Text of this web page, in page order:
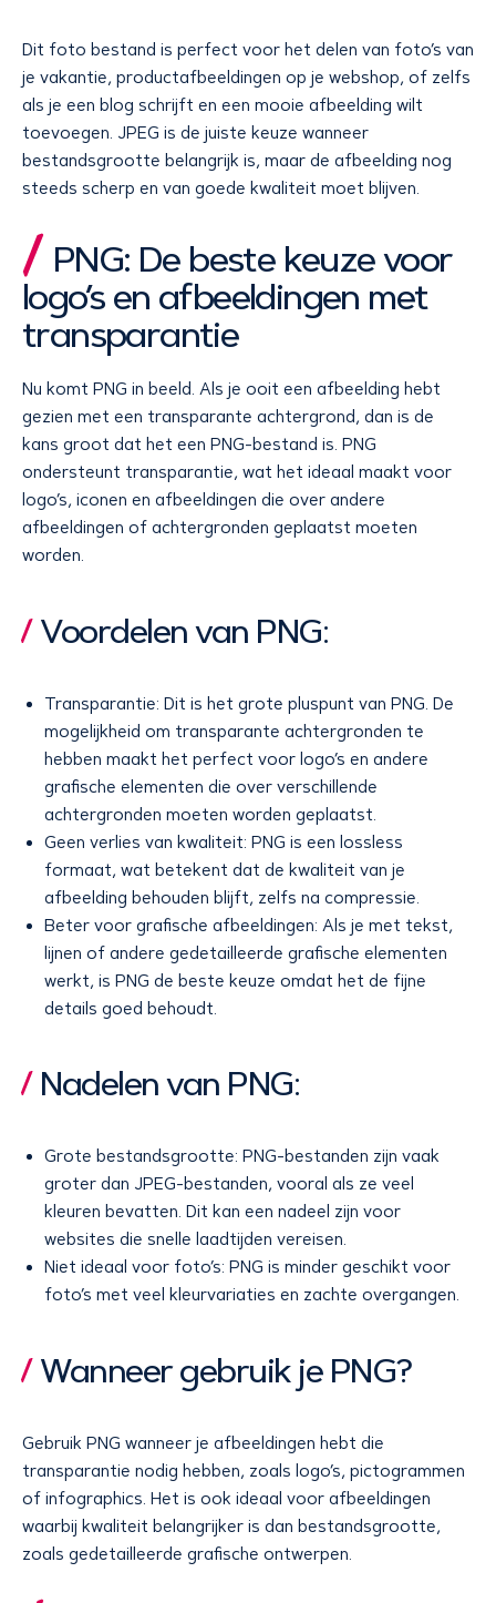
Dit foto bestand is perfect voor het delen van foto’s van
je vakantie, productafbeeldingen op je webshop, of zelfs
als je een blog schrijft en een mooie afbeelding wilt
toevoegen. JPEG is de juiste keuze wanneer
bestandsgrootte belangrijk is, maar de afbeelding nog
steeds scherp en van goede kwaliteit moet blijven.
PNG: De beste keuze voor
logo’s en afbeeldingen met
transparantie
Nu komt PNG in beeld. Als je ooit een afbeelding hebt
gezien met een transparante achtergrond, dan is de
kans groot dat het een PNG-bestand is. PNG
ondersteunt transparantie, wat het ideaal maakt voor
logo’s, iconen en afbeeldingen die over andere
afbeeldingen of achtergronden geplaatst moeten
worden.
Voordelen van PNG:
Transparantie: Dit is het grote pluspunt van PNG. De
mogelijkheid om transparante achtergronden te
hebben maakt het perfect voor logo’s en andere
grafische elementen die over verschillende
achtergronden moeten worden geplaatst.
Geen verlies van kwaliteit: PNG is een lossless
formaat, wat betekent dat de kwaliteit van je
afbeelding behouden blijft, zelfs na compressie.
Beter voor grafische afbeeldingen: Als je met tekst,
lijnen of andere gedetailleerde grafische elementen
werkt, is PNG de beste keuze omdat het de fijne
details goed behoudt.
Nadelen van PNG:
Grote bestandsgrootte: PNG-bestanden zijn vaak
groter dan JPEG-bestanden, vooral als ze veel
kleuren bevatten. Dit kan een nadeel zijn voor
websites die snelle laadtijden vereisen.
Niet ideaal voor foto’s: PNG is minder geschikt voor
foto’s met veel kleurvariaties en zachte overgangen.
Wanneer gebruik je PNG?
Gebruik PNG wanneer je afbeeldingen hebt die
transparantie nodig hebben, zoals logo’s, pictogrammen
of infographics. Het is ook ideaal voor afbeeldingen
waarbij kwaliteit belangrijker is dan bestandsgrootte,
zoals gedetailleerde grafische ontwerpen.